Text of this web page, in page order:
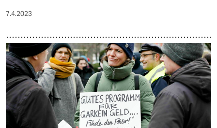
7.4.2023